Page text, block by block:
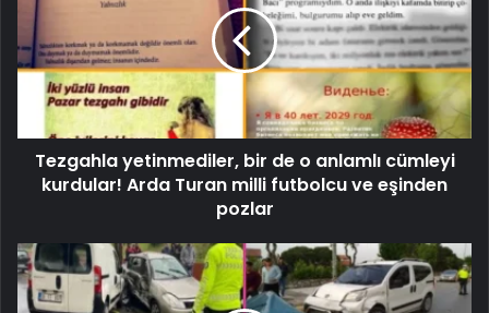
Tezgahla yetinmediler, bir de o anlamlı cümleyi
kurdular! Arda Turan milli futbolcu ve eşinden
pozlar